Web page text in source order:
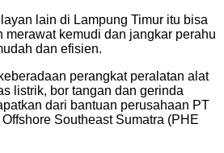
lain di Lampung Timur itu bisa
merawat kemudi dan jangkar perahu
dan efisien.
perangkat peralatan alat
listrik, bor tangan dan gerinda
dari bantuan perusahaan PT
Southeast Sumatra (PHE